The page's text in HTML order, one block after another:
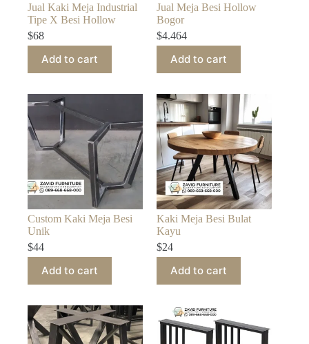
Jual Kaki Meja Industrial
Tipe X Besi Hollow
$68
Add to cart
Jual Meja Besi Hollow
Bogor
$4.464
Add to cart
Custom Kaki Meja Besi
Unik
$44
Add to cart
Kaki Meja Besi Bulat
Kayu
$24
Add to cart